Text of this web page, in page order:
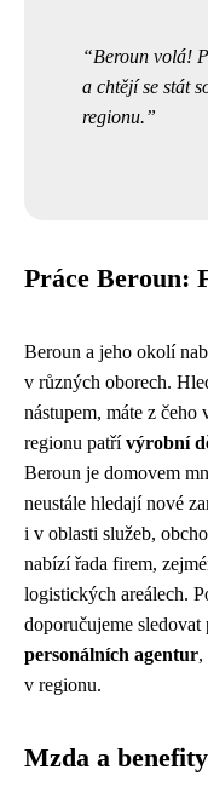
Beroun volá!
a chtějí se stát
regionu.
Práce Beroun:
Beroun a jeho okolí
v různých oborech.
nástupem, máte z
regionu patřívýrobní
Beroun je domovem
neustále hledají nové
i v oblasti služeb,
nabízí řada firem,
logistických areálech.
doporučujeme
personálních agentur,
v regionu.
Mzda a benefity